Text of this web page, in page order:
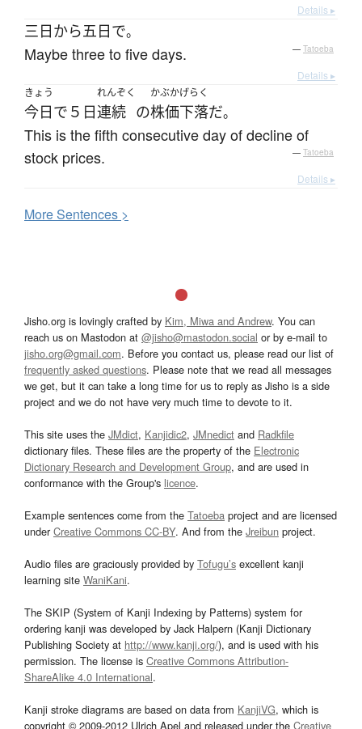
Details ▸
三日から五日で。
Maybe three to five days. — Tatoeba
Details ▸
きょう
今日で ５日
れんぞく
連続 の
かぶか
株価
げらく
下落だ。
This is the fifth consecutive day of decline of
stock prices.
— Tatoeba
Details ▸
MoreSentences >
Jisho.org is lovingly crafted by Kim, Miwa and Andrew. You can
reach us on Mastodon at @jisho@mastodon.social or by e-mail to
jisho.org@gmail.com. Before you contact us, please read our list of
frequently asked questions. Please note that we read all messages
we get, but it can take a long time for us to reply as Jisho is a side
project and we do not have very much time to devote to it.
This site uses the JMdict, Kanjidic2, JMnedict and Radkfile
dictionary files. These files are the property of the Electronic
Dictionary Research and Development Group, and are used in
conformance with the Group's licence.
Example sentences come from the Tatoeba project and are licensed
underCreative Commons CC-BY. And from the Jreibun project.
Audio files are graciously provided by Tofugu’s excellent kanji
learning site WaniKani.
The SKIP (System of Kanji Indexing by Patterns) system for
ordering kanji was developed by Jack Halpern (Kanji Dictionary
Publishing Society at http://www.kanji.org/), and is used with his
permission. The license is Creative Commons Attribution-
ShareAlike 4.0 International.
Kanji stroke diagrams are based on data from KanjiVG, which is
copyright © 2009-2012 Ulrich Apel and released under the Creative